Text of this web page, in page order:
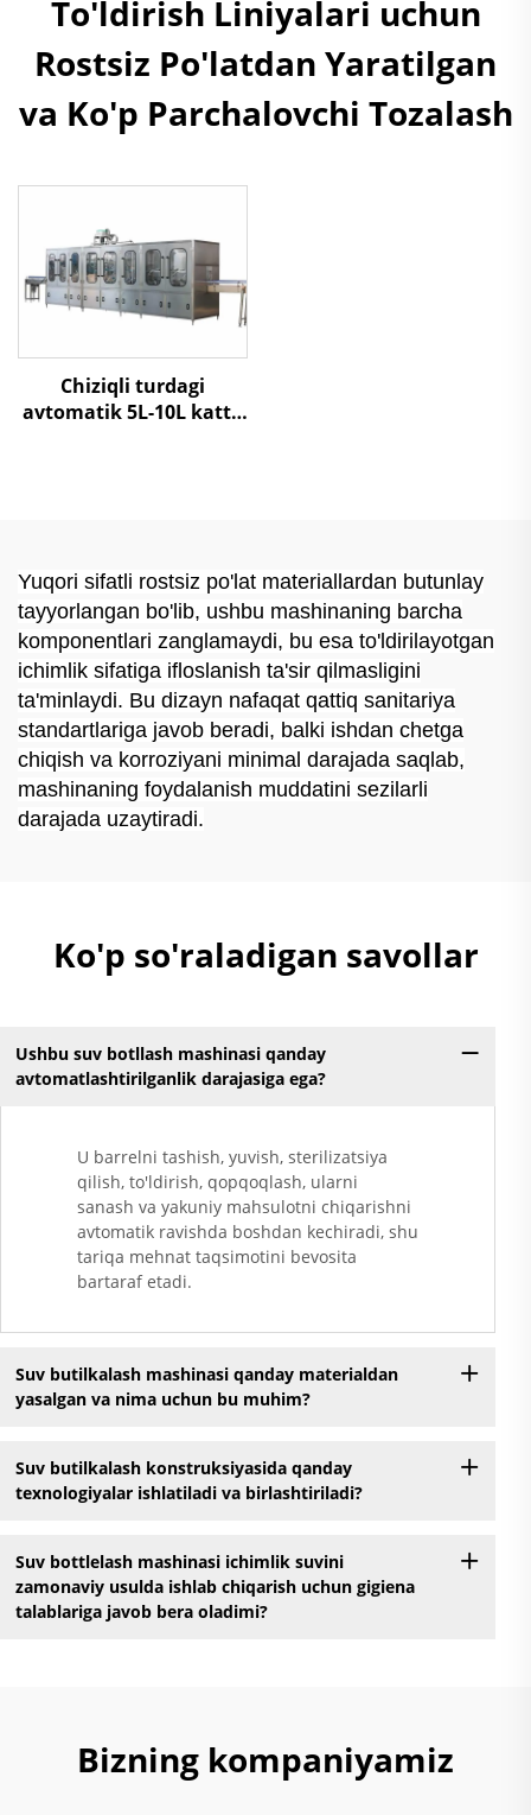
To'ldirish Liniyalari uchun
Rostsiz Po'latdan Yaratilgan
va Ko'p Parchalovchi Tozalash
Chiziqli turdagi
avtomatik 5L-10L katta
Yuqori sifatli rostsiz po'lat materiallardan butunlay
tayyorlangan bo'lib, ushbu mashinaning barcha
komponentlari zanglamaydi, bu esa to'ldirilayotgan
ichimlik sifatiga ifloslanish ta'sir qilmasligini
ta'minlaydi. Bu dizayn nafaqat qattiq sanitariya
standartlariga javob beradi, balki ishdan chetga
chiqish va korroziyani minimal darajada saqlab,
mashinaning foydalanish muddatini sezilarli
darajada uzaytiradi.
Ko'p so'raladigan savollar
Ushbu suv botllash mashinasi qanday
avtomatlashtirilganlik darajasiga ega?
U barrelni tashish, yuvish, sterilizatsiya
qilish, to'ldirish, qopqoqlash, ularni
sanash va yakuniy mahsulotni chiqarishni
avtomatik ravishda boshdan kechiradi, shu
tariqa mehnat taqsimotini bevosita
bartaraf etadi.
Suv butilkalash mashinasi qanday materialdan
yasalgan va nima uchun bu muhim?
Suv butilkalash konstruksiyasida qanday
texnologiyalar ishlatiladi va birlashtiriladi?
Suv bottlelash mashinasi ichimlik suvini
zamonaviy usulda ishlab chiqarish uchun gigiena
talablariga javob bera oladimi?
Bizning kompaniyamiz